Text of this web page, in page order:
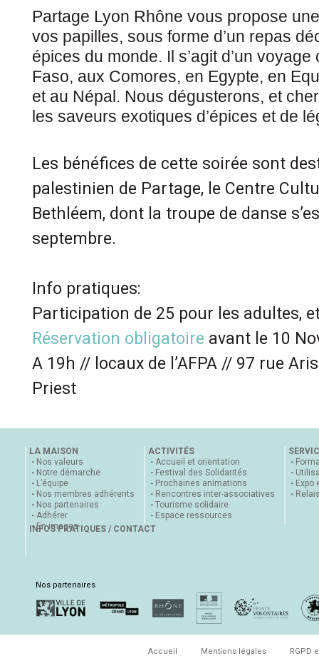
Partage Lyon Rhône vous propose
vos papilles, sous forme d’un repas
épices du monde. Il s’agit d’un voyage
Faso, aux Comores, en Egypte, en
et au Népal. Nous dégusterons, et
les saveurs exotiques d’épices et de
Les bénéfices de cette soirée sont
palestinien de Partage, le Centre
Bethléem, dont la troupe de danse
septembre.
Info pratiques:
Participation de 25 pour les adultes,
Réservation obligatoire avant le 10
A 19h // locaux de l’AFPA // 97 rue
Priest
LA MAISON
Nos valeurs
Notre démarche
L’équipe
Nos membres adhérents
Nos partenaires
Adhérer
En images
ACTIVITÉS
Accueil et orientation
Festival des Solidarités
Prochaines animations
Rencontres inter-associatives
Tourisme solidaire
Espace ressources
Expo
INFOS PRATIQUES / CONTACT
Nos partenaires
Accueil Mentions légales RGPD